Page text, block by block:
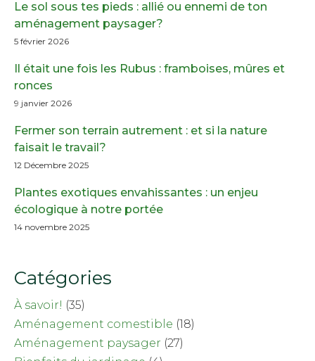
Le sol sous tes pieds : allié ou ennemi de ton
aménagement paysager?
5 février 2026
Il était une fois les Rubus : framboises, mûres et
ronces
9 janvier 2026
Fermer son terrain autrement : et si la nature
faisait le travail?
12 Décembre 2025
Plantes exotiques envahissantes : un enjeu
écologique à notre portée
14 novembre 2025
Catégories
À savoir! (35)
Aménagement comestible (18)
Aménagement paysager (27)